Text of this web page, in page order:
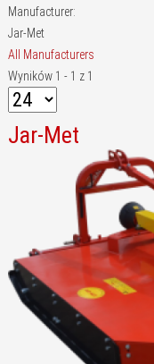
Manufacturer:
Jar-Met
All Manufacturers
Wyników 1 - 1 z 1
Jar-Met